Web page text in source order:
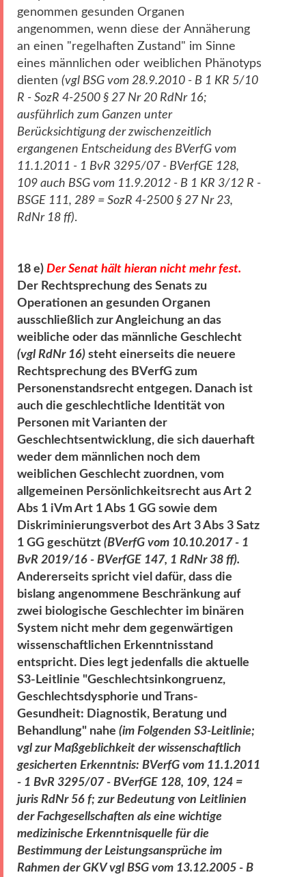
genommen gesunden Organen
angenommen, wenn diese der Annäherung
an einen "regelhaften Zustand" im Sinne
eines männlichen oder weiblichen Phänotyps
dienten (vgl BSG vom 28.9.2010 - B 1 KR 5/10
R - SozR 4-2500 § 27 Nr 20 RdNr 16;
ausführlich zum Ganzen unter
Berücksichtigung der zwischenzeitlich
ergangenen Entscheidung des BVerfG vom
11.1.2011 - 1 BvR 3295/07 - BVerfGE 128,
109 auch BSG vom 11.9.2012 - B 1 KR 3/12 R -
BSGE 111, 289 = SozR 4-2500 § 27 Nr 23,
RdNr 18 ff).
18 e) Der Senat hält hieran nicht mehr fest.
Der Rechtsprechung des Senats zu
Operationen an gesunden Organen
ausschließlich zur Angleichung an das
weibliche oder das männliche Geschlecht
(vgl RdNr 16) steht einerseits die neuere
Rechtsprechung des BVerfG zum
Personenstandsrecht entgegen. Danach ist
auch die geschlechtliche Identität von
Personen mit Varianten der
Geschlechtsentwicklung, die sich dauerhaft
weder dem männlichen noch dem
weiblichen Geschlecht zuordnen, vom
allgemeinen Persönlichkeitsrecht aus Art 2
Abs 1 iVm Art 1 Abs 1 GG sowie dem
Diskriminierungsverbot des Art 3 Abs 3 Satz
1 GG geschützt (BVerfG vom 10.10.2017 - 1
BvR 2019/16 - BVerfGE 147, 1 RdNr 38 ff).
Andererseits spricht viel dafür, dass die
bislang angenommene Beschränkung auf
zwei biologische Geschlechter im binären
System nicht mehr dem gegenwärtigen
wissenschaftlichen Erkenntnisstand
entspricht. Dies legt jedenfalls die aktuelle
S3-Leitlinie "Geschlechtsinkongruenz,
Geschlechtsdysphorie und Trans-
Gesundheit: Diagnostik, Beratung und
Behandlung" nahe (im Folgenden S3-Leitlinie;
vgl zur Maßgeblichkeit der wissenschaftlich
gesicherten Erkenntnis: BVerfG vom 11.1.2011
- 1 BvR 3295/07 - BVerfGE 128, 109, 124 =
juris RdNr 56 f; zur Bedeutung von Leitlinien
der Fachgesellschaften als eine wichtige
medizinische Erkenntnisquelle für die
Bestimmung der Leistungsansprüche im
Rahmen der GKV vgl BSG vom 13.12.2005 - B